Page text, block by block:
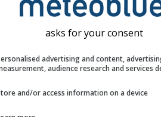
asks for
Personalised
measurement, audience
Store and/or access